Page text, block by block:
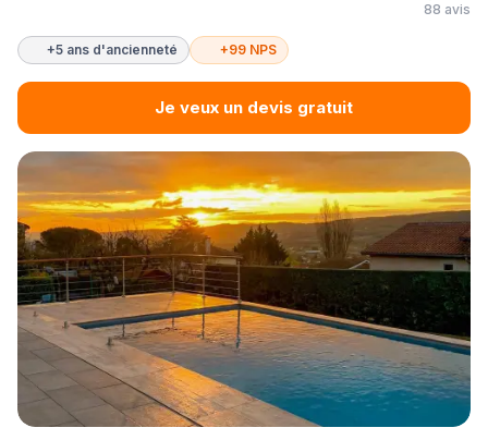
88 avis
+5 ans d'ancienneté +99 NPS
Je veux un devis gratuit